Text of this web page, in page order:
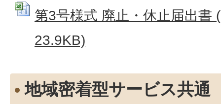
第3号様式 廃止・休止届出書
23.9KB)
地域密着型サービス共通